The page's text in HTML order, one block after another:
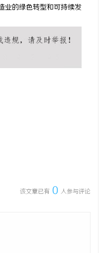
业的绿色转型和可持续发
该文章已有 0 人参与评论
里云发布全球首个分布式算电协